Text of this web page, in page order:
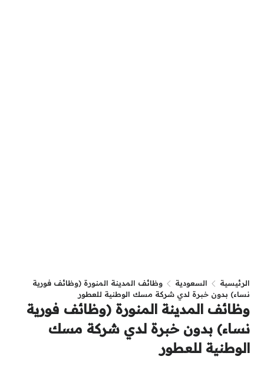
الرئيسية السعودية
وظائف المدينة المنورة (وظائف فورية
نساء) بدون خبرة لدي شركة مسك الوطنية للعطور
وظائف المدينة المنورة (وظائف فورية
نساء) بدون خبرة لدي شركة مسك
الوطنية للعطور